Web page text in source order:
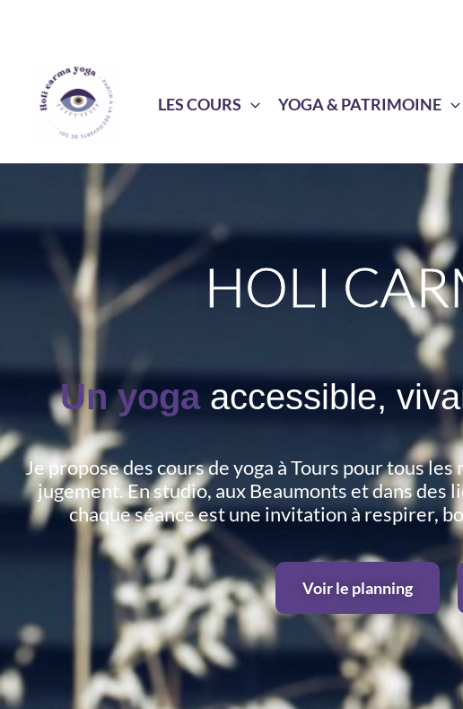
LES COURS YOGA & PATRIMOINE
HOLI
Un yoga accessible,
Je propose des cours de yoga à Tours pour tous
jugement. En studio, aux Beaumonts et dans
chaque séance est une invitation à respirer,
Voir le planning